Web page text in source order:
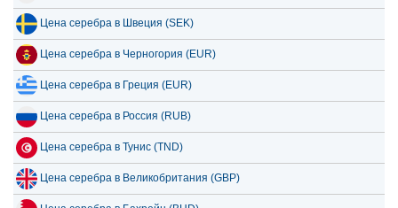
Цена серебра в Швеция (SEK)
Цена серебра в Черногория (EUR)
Цена серебра в Греция (EUR)
Цена серебра в Россия (RUB)
Цена серебра в Тунис (TND)
Цена серебра в Великобритания (GBP)